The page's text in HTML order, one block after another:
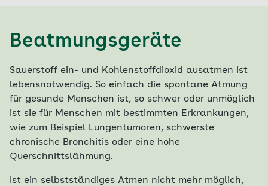
Beatmungsgeräte
Sauerstoff ein- und Kohlenstoffdioxid ausatmen ist
lebensnotwendig. So einfach die spontane Atmung
für gesunde Menschen ist, so schwer oder unmöglich
ist sie für Menschen mit bestimmten Erkrankungen,
wie zum Beispiel Lungentumoren, schwerste
chronische Bronchitis oder eine hohe
Querschnittslähmung.
Ist ein selbstständiges Atmen nicht mehr möglich,